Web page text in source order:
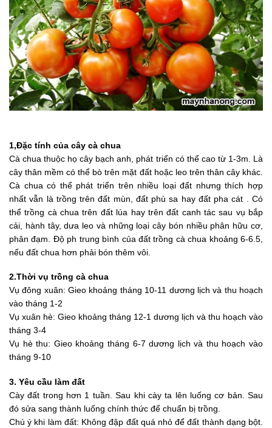
1,Đặc tính của cây cà chua
Cà chua thuộc họ cây bạch anh, phát triển có thể cao từ 1-3m. Là
cây thân mềm có thể bò trên mặt đất hoặc leo trên thân cây khác.
Cà chua có thể phát triển trên nhiều loại đất nhưng thích hợp
nhất vẫn là trồng trên đất mùn, đất phù sa hay đất pha cát . Có
thể trồng cà chua trên đất lúa hay trên đất canh tác sau vụ bắp
cải, hành tây, dưa leo và những loại cây bón nhiều phân hữu cơ,
phân đạm. Độ ph trung bình của đất trồng cà chua khoảng 6-6.5,
nếu đất chua hơn phải bón thêm vôi.
2.Thời vụ trồng cà chua
Vụ đông xuân: Gieo khoảng tháng 10-11 dương lịch và thu hoạch
vào tháng 1-2
Vụ xuân hè: Gieo khoảng tháng 12-1 dương lịch và thu hoạch vào
tháng 3-4
Vụ hè thu: Gieo khoảng tháng 6-7 dương lịch và thu hoạch vào
tháng 9-10
3. Yêu cầu làm đất
Cày đất trong hơn 1 tuần. Sau khi cày ta lên luống cơ bản. Sau
đó sửa sang thành luống chính thức để chuẩn bị trồng.
Chú ý khi làm đất: Không đập đất quá nhỏ để đất thành dạng bột.